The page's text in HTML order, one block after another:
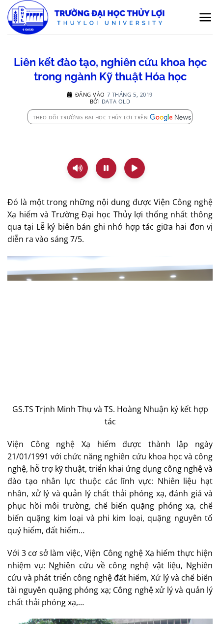
qua
nội
Liên kết đào tạo, nghiên cứu khoa học
trong ngành Kỹ thuật Hóa học
ĐĂNG VÀO 7 THÁNG 5, 2019
BỞI DATA OLD
THEO DÕI TRƯỜNG ĐẠI HỌC THỦY LỢI TRÊN
Đó là một trong những nội dung được Viện Công nghệ
Xạ hiếm và Trường Đại học Thủy lợi thống nhất thông
qua tại Lễ ký biên bản ghi nhớ hợp tác giữa hai đơn vị
diễn ra vào sáng 7/5.
GS.TS Trịnh Minh Thụ và TS. Hoàng Nhuận ký kết hợp
tác
Viện Công nghệ Xạ hiếm được thành lập ngày
21/01/1991 với chức năng nghiên cứu khoa học và công
nghệ, hỗ trợ kỹ thuật, triển khai ứng dụng công nghệ và
đào tạo nhân lực thuộc các lĩnh vực: Nhiên liệu hạt
nhân, xử lý và quản lý chất thải phóng xạ, đánh giá và
phục hồi môi trường, chế biến quặng phóng xạ, chế
biến quặng kim loại và phi kim loại, quặng nguyên tố
quý hiếm, đất hiếm…
Với 3 cơ sở làm việc, Viện Công nghệ Xạ hiếm thực hiện
nhiệm vụ: Nghiên cứu về công nghệ vật liệu, Nghiên
cứu và phát triển công nghệ đất hiếm, Xử lý và chế biến
tài nguyên quặng phóng xạ; Công nghệ xử lý và quản lý
chất thải phóng xạ,…